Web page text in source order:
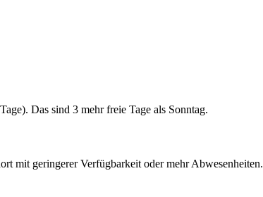
Das sind 3 mehr freie Tage als Sonntag.
mit geringerer Verfügbarkeit oder mehr Abwesenheiten.